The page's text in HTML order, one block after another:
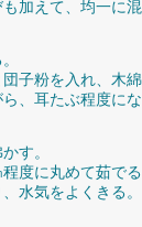
加えて、均一に混
子粉を入れ、木
、耳たぶ程度にな
す。
度に丸めて茹でる
水気をよくきる。